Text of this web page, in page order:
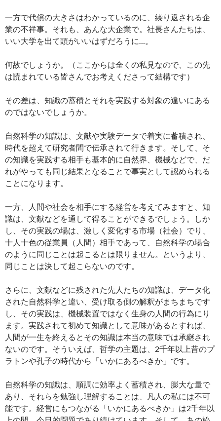
一方で代償の大きさはわかっているのに、繰り返される企
業の不祥事。それも、あんな大企業で。社長さんたちは、
いい大学を出て頭がいいはずだろうに…。
何故でしょうか。（ここからは全くの私見なので、この先
は読まれている皆さんでお考えくださって結構です）
その差は、知識の蓄積とそれを実践する対象の違いにある
のではないでしょうか。
自然科学の知識は、文献や実験データで着実に蓄積され、
時代を超えて研究者間で伝承されて行きます。そして、そ
の知識を実践する相手も基本的に自然界、機械などで、だ
れがやっても同じ結果となることで事実として認められる
ことになります。
一方、人間や社会を相手にする経営を考えてみますと、知
識は、文献などを通して得ることができるでしょう。しか
し、その実践の場は、激しく変化する市場（社会）でり、
十人十色の従業員（人間）相手であって、自然科学の場合
のように同じことは起こるとは限りません。というより、
同じことは決して起こらないのです。
さらに、文献などに残された先人たちの知識は、データ化
された自然科学と違い、受け取る側の解釈がまちまちです
し、その実践は、機械装置ではなく生身の人間の行為にり
ます。実践されて初めて知識として意味があるとすれば、
人間が一生を終えるとその知識は本当の意味では承継され
ないのです。そういえば、哲学の主題は、2千年以上昔のプ
ラトンや孔子の時代から「いかにあるべきか」です。
自然科学の知識は、順調に効率よく蓄積され、膨大な量で
あり、それらを勉強し理解することは、凡人の私には不可
能です。経営にもつながる「いかにあるべきか」は2千年以